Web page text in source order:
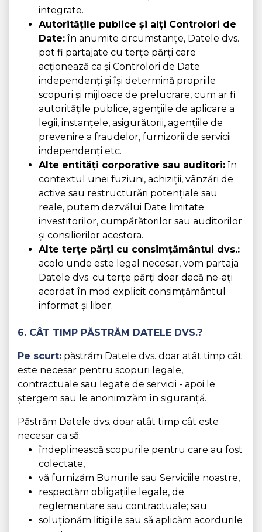
integrate.
Autoritățile publice și alți Controlori de
Date: în anumite circumstanțe, Datele dvs.
pot fi partajate cu terțe părți care
acționează ca și Controlori de Date
independenți și își determină propriile
scopuri și mijloace de prelucrare, cum ar fi
autoritățile publice, agențiile de aplicare a
legii, instanțele, asigurătorii, agențiile de
prevenire a fraudelor, furnizorii de servicii
independenți etc.
Alte entități corporative sau auditori: în
contextul unei fuziuni, achiziții, vânzări de
active sau restructurări potențiale sau
reale, putem dezvălui Date limitate
investitorilor, cumpărătorilor sau auditorilor
și consilierilor acestora.
Alte terțe părți cu consimțământul dvs.:
acolo unde este legal necesar, vom partaja
Datele dvs. cu terțe părți doar dacă ne-ați
acordat în mod explicit consimțământul
informat și liber.
6. CÂT TIMP PĂSTRĂM DATELE DVS.?
Pe scurt: păstrăm Datele dvs. doar atât timp cât
este necesar pentru scopuri legale,
contractuale sau legate de servicii - apoi le
ștergem sau le anonimizăm în siguranță.
Păstrăm Datele dvs. doar atât timp cât este
necesar ca să:
îndeplinească scopurile pentru care au fost
colectate,
vă furnizăm Bunurile sau Serviciile noastre,
respectăm obligațiile legale, de
reglementare sau contractuale; sau
soluționăm litigiile sau să aplicăm acordurile